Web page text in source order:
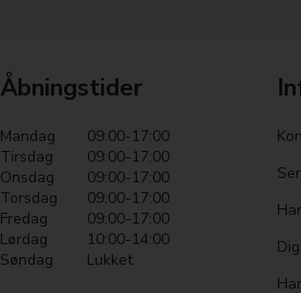
Åbningstider
Mandag
09:00-17:00
Tirsdag
09:00-17:00
Onsdag
09:00-17:00
Torsdag
09:00-17:00
Fredag
09:00-17:00
Lørdag
10:00-14:00
Søndag
Lukket